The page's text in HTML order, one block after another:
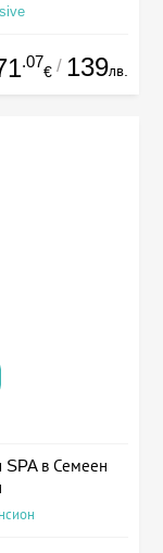
.07
€ / 139лв.
SPA в Семеен